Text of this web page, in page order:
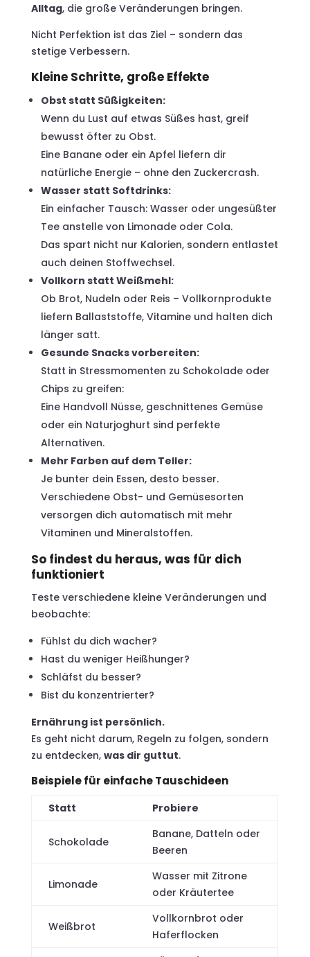
Alltag, die große Veränderungen bringen.
Nicht Perfektion ist das Ziel – sondern das
stetige Verbessern.
Kleine Schritte, große Effekte
Obst statt Süßigkeiten:
Wenn du Lust auf etwas Süßes hast, greif
bewusst öfter zu Obst.
Eine Banane oder ein Apfel liefern dir
natürliche Energie – ohne den Zuckercrash.
Wasser statt Softdrinks:
Ein einfacher Tausch: Wasser oder ungesüßter
Tee anstelle von Limonade oder Cola.
Das spart nicht nur Kalorien, sondern entlastet
auch deinen Stoffwechsel.
Vollkorn statt Weißmehl:
Ob Brot, Nudeln oder Reis – Vollkornprodukte
liefern Ballaststoffe, Vitamine und halten dich
länger satt.
Gesunde Snacks vorbereiten:
Statt in Stressmomenten zu Schokolade oder
Chips zu greifen:
Eine Handvoll Nüsse, geschnittenes Gemüse
oder ein Naturjoghurt sind perfekte
Alternativen.
Mehr Farben auf dem Teller:
Je bunter dein Essen, desto besser.
Verschiedene Obst- und Gemüsesorten
versorgen dich automatisch mit mehr
Vitaminen und Mineralstoffen.
So findest du heraus, was für dich
funktioniert
Teste verschiedene kleine Veränderungen und
beobachte:
Fühlst du dich wacher?
Hast du weniger Heißhunger?
Schläfst du besser?
Bist du konzentrierter?
Ernährung ist persönlich.
Es geht nicht darum, Regeln zu folgen, sondern
zu entdecken, was dir guttut.
Beispiele für einfache Tauschideen
Statt Probiere
Schokolade
Banane, Datteln oder
Beeren
Limonade
Wasser mit Zitrone
oder Kräutertee
Weißbrot
Vollkornbrot oder
Haferflocken